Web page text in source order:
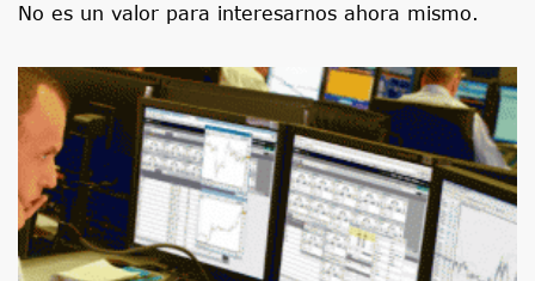
No es un valor para interesarnos ahora mismo.